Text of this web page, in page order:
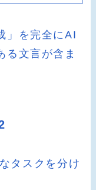
」を完全にAI
る文言が含ま
タスクを分け